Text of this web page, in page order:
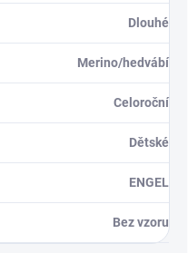
Dlouhé
Merino/hedvábí
Celoroční
Dětské
ENGEL
Bez vzoru